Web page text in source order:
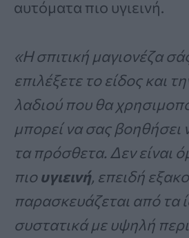
αυτόματα πιο υγιεινή.
«Η σπιτική μαγιονέζα
επιλέξετε το είδος και
λαδιού που θα
μπορεί να σας βοηθήσει
τα πρόσθετα. Δεν είναι
πιουγιεινή, επειδή
παρασκευάζεται από τα
συστατικά με υψηλή